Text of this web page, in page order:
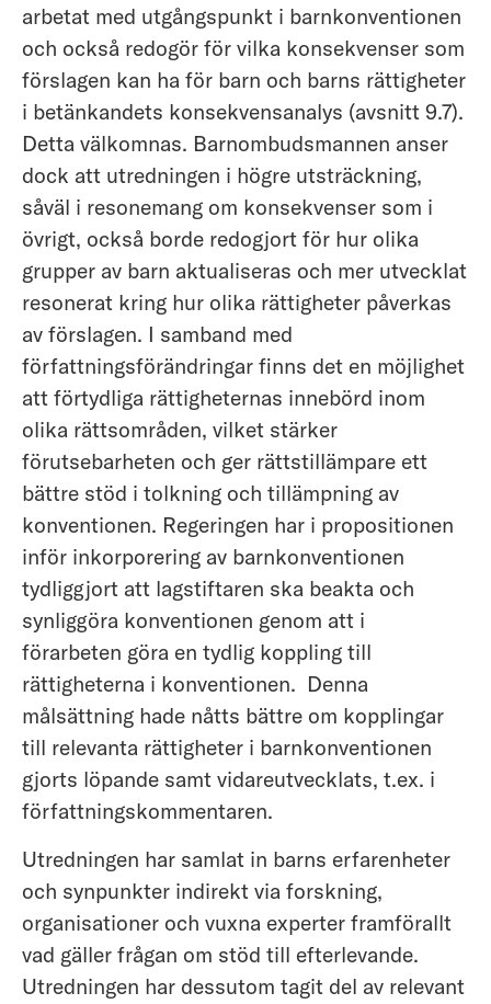
arbetat med utgångspunkt i barnkonventionen
och också redogör för vilka konsekvenser som
förslagen kan ha för barn och barns rättigheter
i betänkandets konsekvensanalys (avsnitt 9.7).
Detta välkomnas. Barnombudsmannen anser
dock att utredningen i högre utsträckning,
såväl i resonemang om konsekvenser som i
övrigt, också borde redogjort för hur olika
grupper av barn aktualiseras och mer utvecklat
resonerat kring hur olika rättigheter påverkas
av förslagen. I samband med
författningsförändringar finns det en möjlighet
att förtydliga rättigheternas innebörd inom
olika rättsområden, vilket stärker
förutsebarheten och ger rättstillämpare ett
bättre stöd i tolkning och tillämpning av
konventionen. Regeringen har i propositionen
inför inkorporering av barnkonventionen
tydliggjort att lagstiftaren ska beakta och
synliggöra konventionen genom att i
förarbeten göra en tydlig koppling till
rättigheterna i konventionen. Denna
målsättning hade nåtts bättre om kopplingar
till relevanta rättigheter i barnkonventionen
gjorts löpande samt vidareutvecklats, t.ex. i
författningskommentaren.
Utredningen har samlat in barns erfarenheter
och synpunkter indirekt via forskning,
organisationer och vuxna experter framförallt
vad gäller frågan om stöd till efterlevande.
Utredningen har dessutom tagit del av relevant